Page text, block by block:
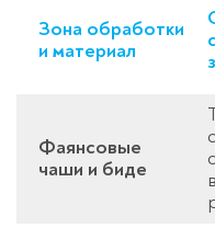
Зона обработки
и материал
Фаянсовые
чаши и биде